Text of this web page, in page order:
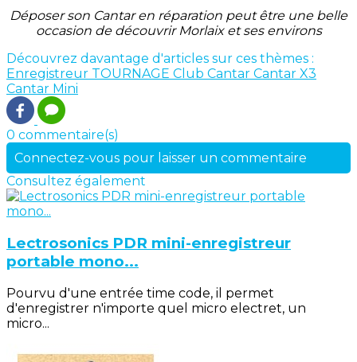
Déposer son Cantar en réparation peut être une belle
occasion de découvrir Morlaix et ses environs
Découvrez davantage d'articles sur ces thèmes :
Enregistreur TOURNAGE Club Cantar Cantar X3
Cantar Mini
0 commentaire(s)
Connectez-vous pour laisser un commentaire
Consultez également
Lectrosonics PDR mini-enregistreur
portable mono...
Pourvu d'une entrée time code, il permet
d'enregistrer n'importe quel micro electret, un
micro...